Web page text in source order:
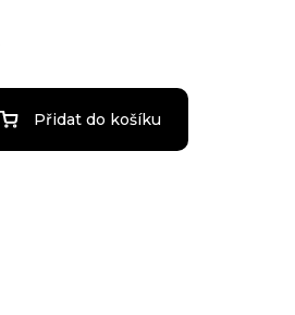
Přidat do košíku